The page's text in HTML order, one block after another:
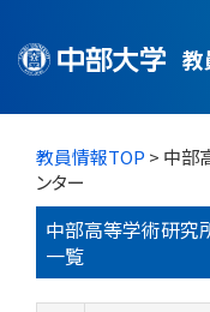
教
教員情報TOP > 中部
ンター
中部高等学術研究
一覧